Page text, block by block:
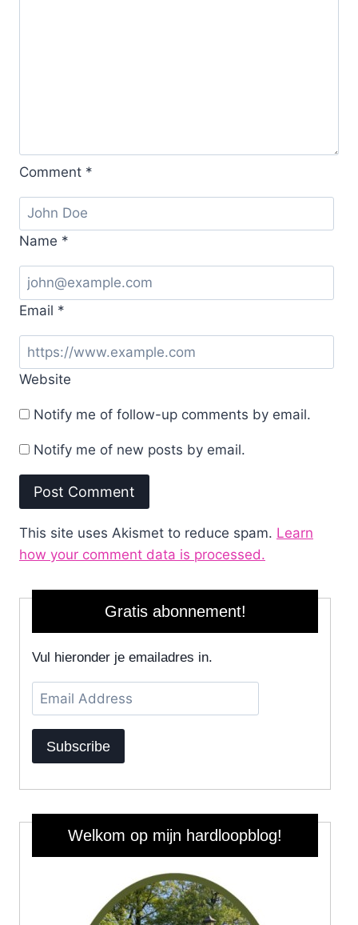
Comment *
Name *
Email *
Website
Notify me of follow-up comments by email.
Notify me of new posts by email.
This site uses Akismet to reduce spam. Learn
how your comment data is processed.
Gratis abonnement!
Vul hieronder je emailadres in.
Email
Address
Subscribe
Welkom op mijn hardloopblog!